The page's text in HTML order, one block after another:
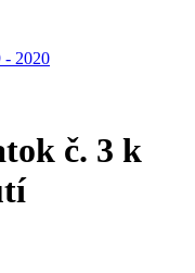
- 2020
č. 3 k